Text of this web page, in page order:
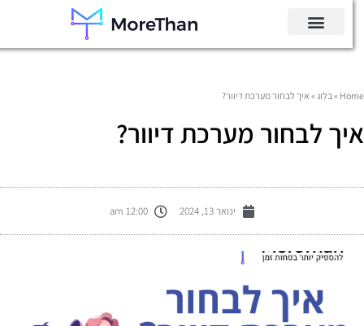
» בלוג» איך לבחור מערכת דיוור?
לבחור מערכת דיוור?
ינואר 13, 2024 12:00 am